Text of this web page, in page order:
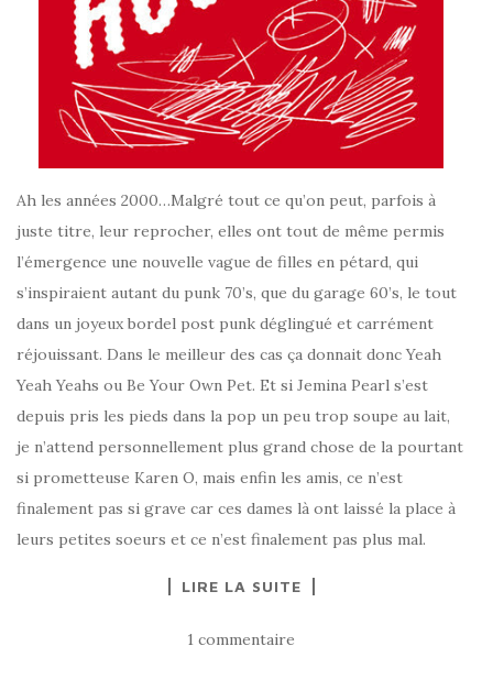
Ah les années 2000…Malgré tout ce qu’on peut, parfois à
juste titre, leur reprocher, elles ont tout de même permis
l’émergence une nouvelle vague de filles en pétard, qui
s’inspiraient autant du punk 70’s, que du garage 60’s, le tout
dans un joyeux bordel post punk déglingué et carrément
réjouissant. Dans le meilleur des cas ça donnait donc Yeah
Yeah Yeahs ou Be Your Own Pet. Et si Jemina Pearl s’est
depuis pris les pieds dans la pop un peu trop soupe au lait,
je n’attend personnellement plus grand chose de la pourtant
si prometteuse Karen O, mais enfin les amis, ce n’est
finalement pas si grave car ces dames là ont laissé la place à
leurs petites soeurs et ce n’est finalement pas plus mal.
LIRE LA SUITE
1 commentaire